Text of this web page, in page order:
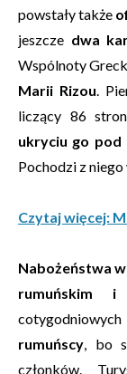
powstały także
jeszcze dwa
Wspólnoty
Marii Rizou.
liczący 86
ukryciu go pod
Pochodzi z
Czytaj więcej:
Nabożeństwa
rumuńskim i
rumuńscy, bo
członków.